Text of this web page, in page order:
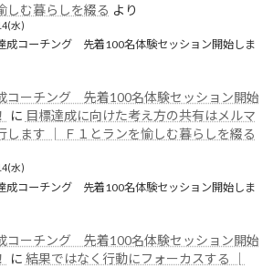
しむ暮らしを綴る より
水)
成コーチング 先着100名体験セッション開始しま
コーチング 先着100名体験セッション開始
に 目標達成に向けた考え方の共有はメルマ
します │ Ｆ１とランを愉しむ暮らしを綴る
水)
成コーチング 先着100名体験セッション開始しま
コーチング 先着100名体験セッション開始
に 結果ではなく行動にフォーカスする │